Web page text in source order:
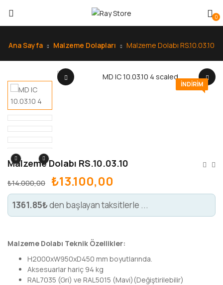
0
Ana Sayfa Malzeme Dolapları Malzeme Dolabı RS.10.03.10
INDIRIM
Malzeme Dolabı RS.10.03.10
₺14.000,00 ₺13.100,00
1361.85₺den başlayan taksitlerle ...
Malzeme Dolabı Teknik Özellikler:
H2000xW950xD450 mm boyutlarında.
Aksesuarlar hariç 94 kg
RAL7035 (Gri) ve RAL5015 (Mavi)(Değiştirilebilir)